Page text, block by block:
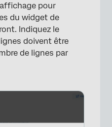
pour
du widget de
Indiquez le
doivent être
de lignes par